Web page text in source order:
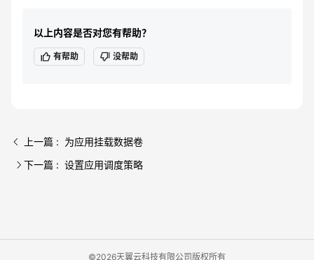
以上内容是否对您有帮助？
有帮助 没帮助
上一篇 : 为应用挂载数据卷
下一篇 : 设置应用调度策略
©2026天翼云科技有限公司版权所有